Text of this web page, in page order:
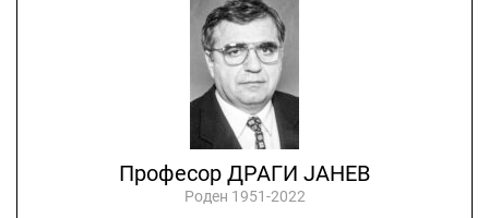
Професор ДРАГИ ЈАНЕВ
Роден 1951-2022